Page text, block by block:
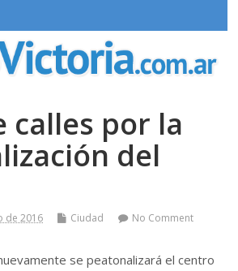
calles por la
del
de 2016 Ciudad No Comment
se peatonalizará el centro